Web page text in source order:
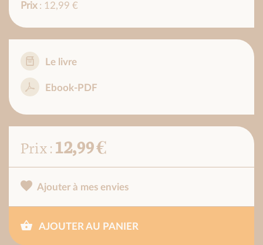
Prix: 12,99 €
Le livre
Ebook-PDF
Prix :12,99 €
Ajouter à mes envies
AJOUTER AU PANIER